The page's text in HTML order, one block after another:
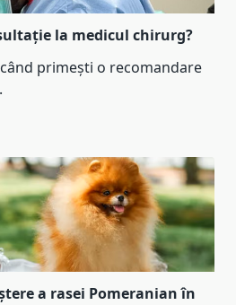
la medicul chirurg?
primești o recomandare
a rasei Pomeranian în